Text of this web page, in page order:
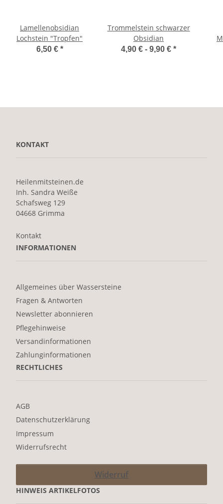
Lamellenobsidian
Lochstein "Tropfen"
6,50 € *
Trommelstein schwarzer
Obsidian
4,90 € - 9,90 € *
KONTAKT
Heilenmitsteinen.de
Inh. Sandra Weiße
Schafsweg 129
04668 Grimma
Kontakt
INFORMATIONEN
Allgemeines über Wassersteine
Fragen & Antworten
Newsletter abonnieren
Pflegehinweise
Versandinformationen
Zahlunginformationen
RECHTLICHES
AGB
Datenschutzerklärung
Impressum
Widerrufsrecht
Widerruf
HINWEIS ARTIKELFOTOS